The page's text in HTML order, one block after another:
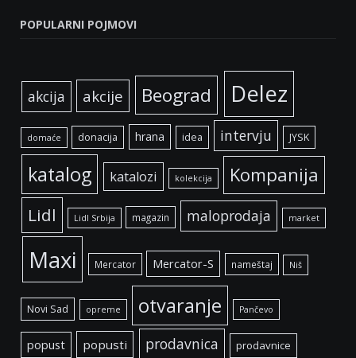
POPULARNI POJMOVI
akcija akcije Beograd Delez
domaće donacija hrana idea intervju JYSK
katalog katalozi kolekcija Kompanija
Lidl Lidl Srbija magazin maloprodaja market
Maxi Mercator Mercator-S nameštaj Niš
Novi Sad opreme otvaranje Pančevo
popust popusti prodavnica prodavnice